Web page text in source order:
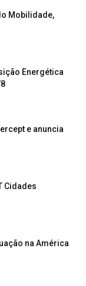
Mobilidade,
Energética
e anuncia
Cidades
na América